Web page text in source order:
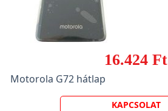
16.424 Ft
Motorola G72 hátlap
KAPCSOLAT